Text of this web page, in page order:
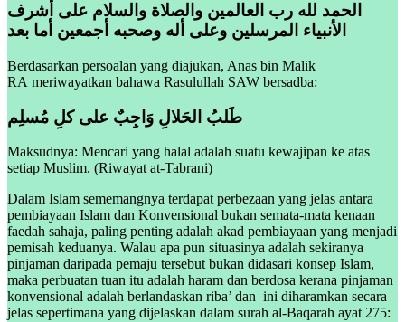
الحمد لله رب العالمين والصلاة والسلام على أشرف
الأنبياء المرسلين وعلى أله وصحبه أجمعين أما بعد
Berdasarkan persoalan yang diajukan, Anas bin Malik
RA meriwayatkan bahawa Rasulullah SAW bersadba:
طَلبُ الحَلالِ وَاجِبٌ على كلِ مُسلِم
Maksudnya: Mencari yang halal adalah suatu kewajipan ke atas
setiap Muslim. (Riwayat at-Tabrani)
Dalam Islam sememangnya terdapat perbezaan yang jelas antara
pembiayaan Islam dan Konvensional bukan semata-mata kenaan
faedah sahaja, paling penting adalah akad pembiayaan yang menjadi
pemisah keduanya. Walau apa pun situasinya adalah sekiranya
pinjaman daripada pemaju tersebut bukan didasari konsep Islam,
maka perbuatan tuan itu adalah haram dan berdosa kerana pinjaman
konvensional adalah berlandaskan riba’ dan ini diharamkan secara
jelas sepertimana yang dijelaskan dalam surah al-Baqarah ayat 275: